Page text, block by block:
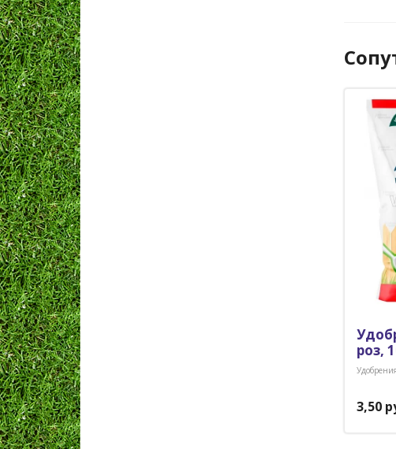
роз,
Удобрения
3,50